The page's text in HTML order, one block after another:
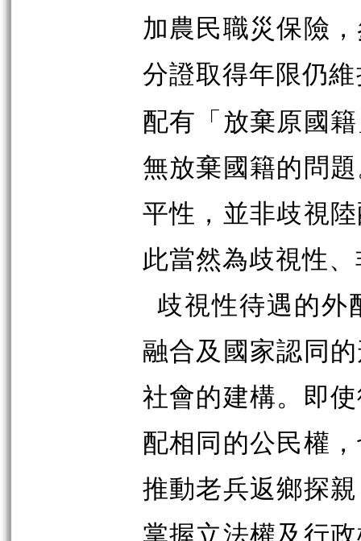
加農民職災保險
分證取得年限仍
配有「放棄原國
無放棄國籍的問
平性，並非歧視
此當然為歧視性
歧視性待遇的外
融合及國家認同
社會的建構。即
配相同的公民權
推動老兵返鄉探
掌握立法權及行